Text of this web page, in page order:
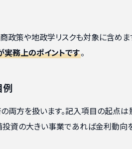
政策や地政学リスクも対象に含めま
実務上のポイントです。
例
方を扱います。記入項目の起点は
資の大きい事業であれば金利動向